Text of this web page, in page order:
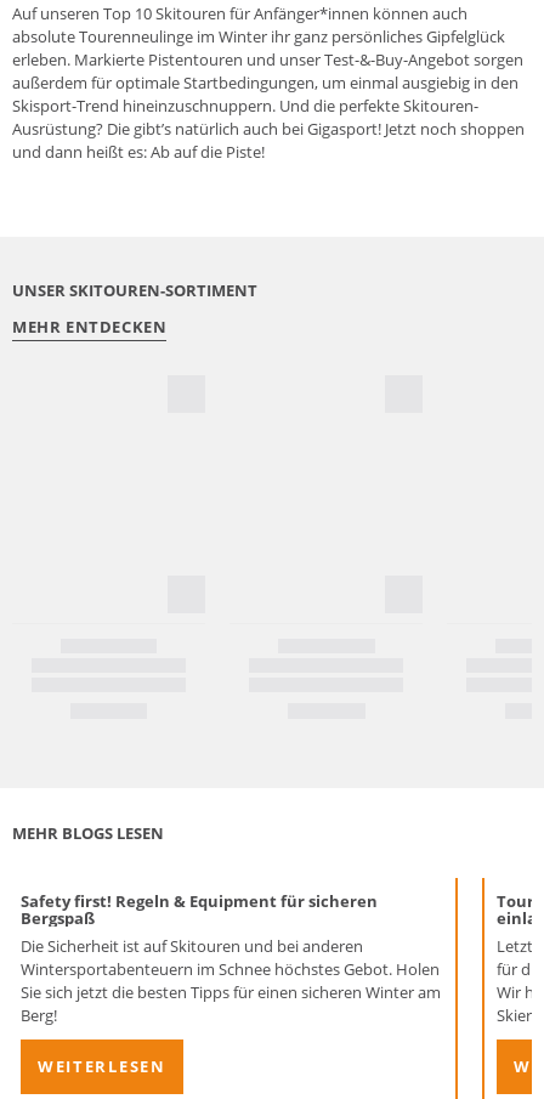
Auf unseren Top 10 Skitouren für Anfänger*innen können auch
absolute Tourenneulinge im Winter ihr ganz persönliches Gipfelglück
erleben. Markierte Pistentouren und unser Test-&-Buy-Angebot sorgen
außerdem für optimale Startbedingungen, um einmal ausgiebig in den
Skisport-Trend hineinzuschnuppern. Und die perfekteSkitouren-
Ausrüstung? Die gibt’s natürlich auch bei Gigasport! Jetzt noch shoppen
und dann heißt es: Ab auf die Piste!
UNSER SKITOUREN-SORTIMENT
MEHR ENTDECKEN
MEHR BLOGS LESEN
Safety first! Regeln & Equipment für sicheren
Bergspaß
Die Sicherheit ist auf Skitouren und bei anderen
Wintersportabenteuern im Schnee höchstes Gebot. Holen
Sie sich jetzt die besten Tipps für einen sicheren Winter am
Berg!
WEITERLESEN
für
Wir
Skier